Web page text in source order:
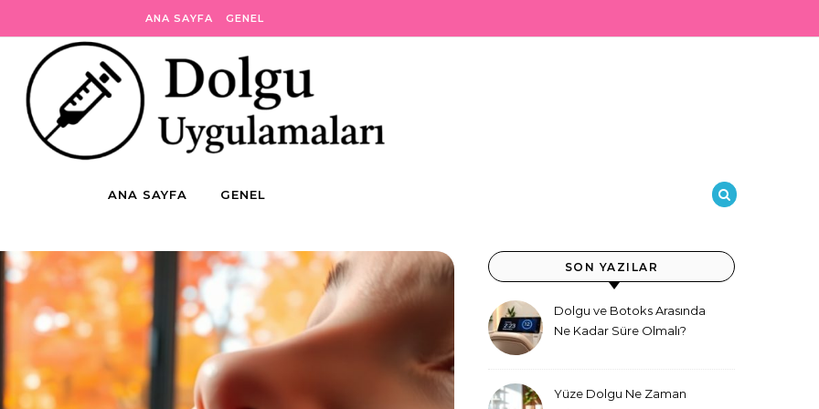
ANA SAYFA GENEL
ANA SAYFA GENEL
SON YAZILAR
Dolgu ve Botoks Arasında
Ne Kadar Süre Olmalı?
Yüze Dolgu Ne Zaman